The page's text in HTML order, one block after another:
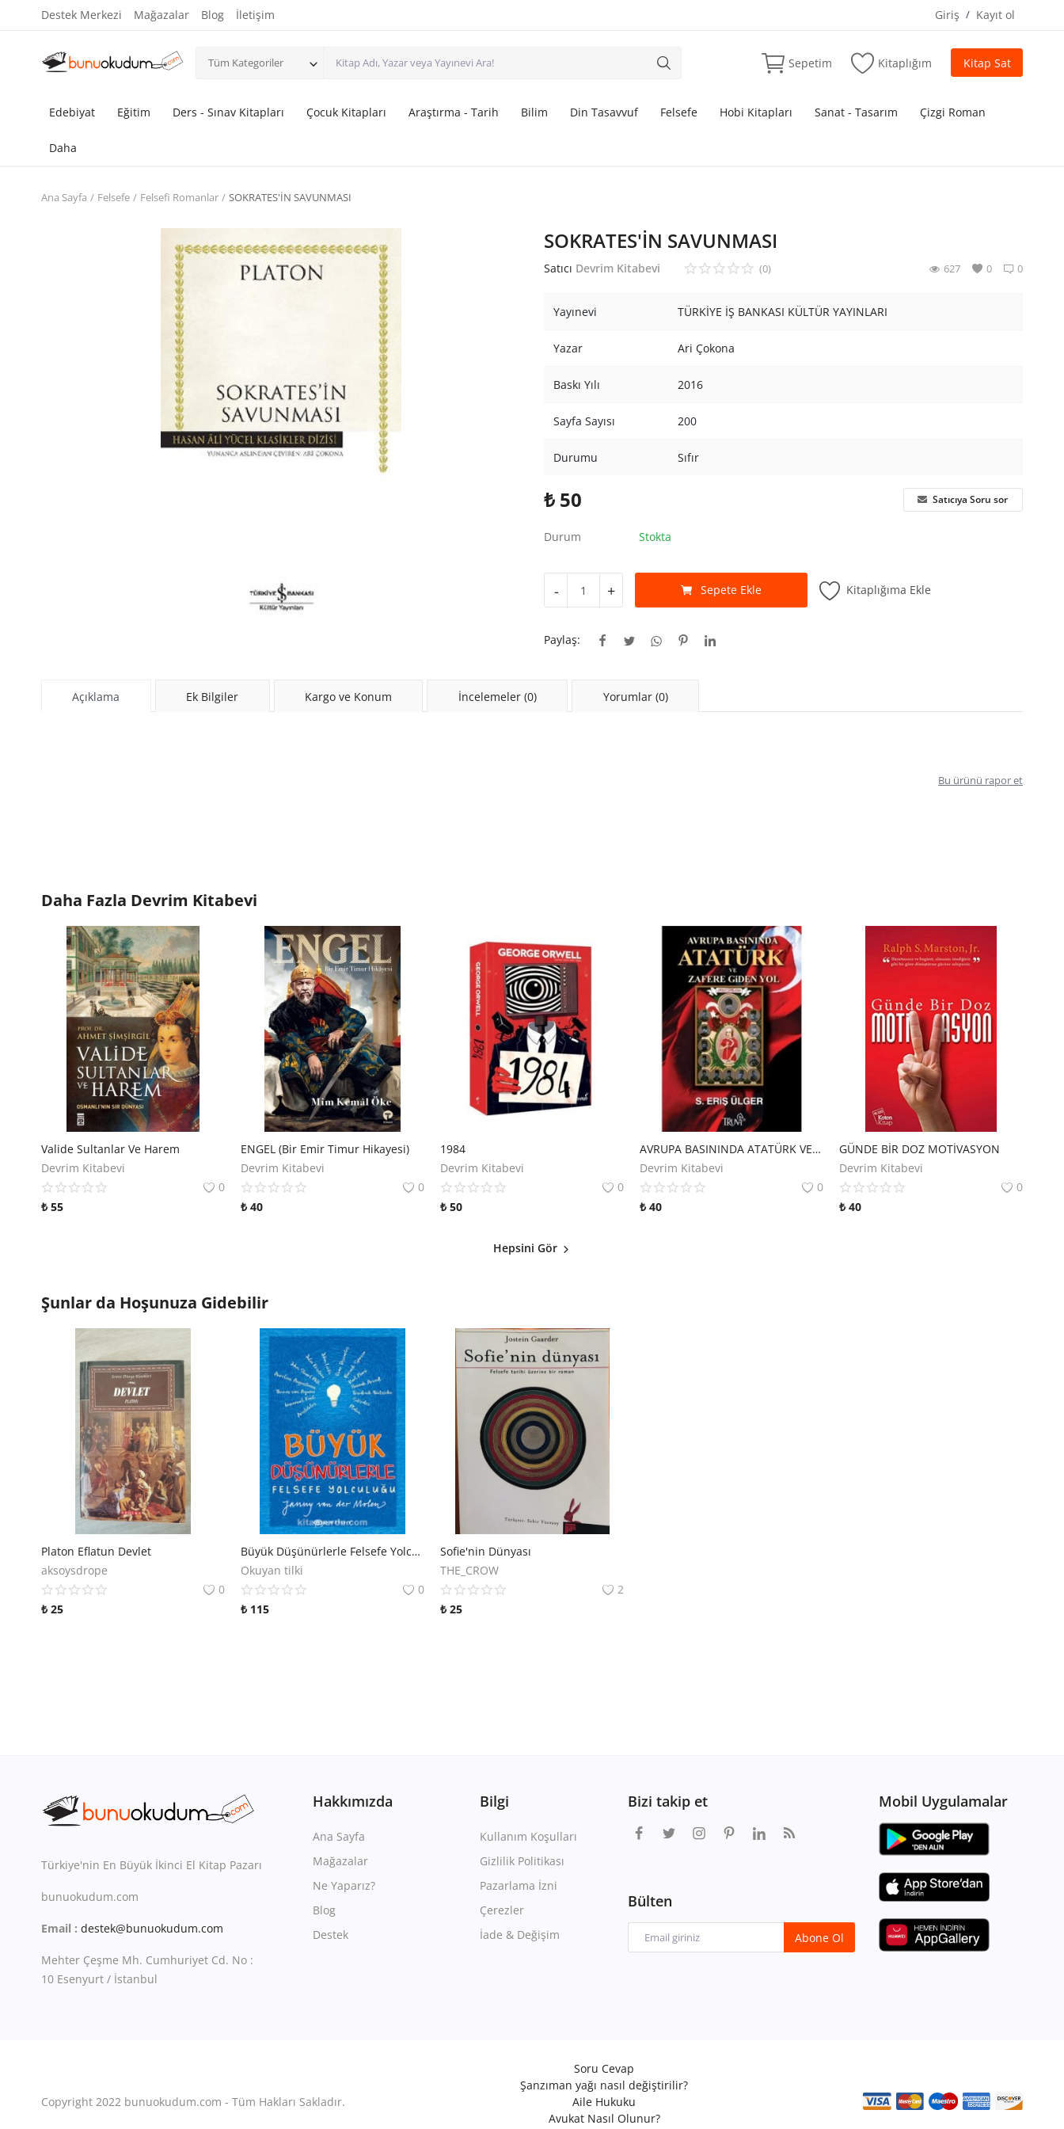
Destek Merkezi Mağazalar Blog İletişim Giriş / Kayıt ol
Tüm Kategoriler Sepetim Kitaplığım Kitap Sat
Edebiyat Eğitim Ders - Sınav Kitapları Çocuk Kitapları Araştırma - Tarih Bilim Din Tasavvuf Felsefe Hobi Kitapları Sanat - Tasarım Çizgi Roman
Daha
Ana Sayfa Felsefe Felsefi Romanlar SOKRATES'İN SAVUNMASI
SOKRATES'İN SAVUNMASI
Satıcı Devrim Kitabevi 0
(0) 0
627
Yayınevi TÜRKİYE İŞ BANKASI KÜLTÜR YAYINLARI
Yazar Ari Çokona
Baskı Yılı 2016
Sayfa Sayısı 200
Durumu Sıfır
₺ 50 Satıcıya Soru sor
Durum Stokta
- + Sepete Ekle Kitaplığıma Ekle
Paylaş:
Açıklama Ek Bilgiler Kargo ve Konum İncelemeler (0) Yorumlar (0)
Bu ürünü rapor et
Daha Fazla Devrim Kitabevi
Valide Sultanlar Ve Harem
Devrim Kitabevi
0
₺ 55
ENGEL (Bir Emir Timur Hikayesi)
Devrim Kitabevi
0
₺ 40
1984
Devrim Kitabevi
0
₺ 50
AVRUPA BASININDA ATATÜRK VE ZAFERE GİDEN YOL
Devrim Kitabevi
0
₺ 40
GÜNDE BİR DOZ MOTİVASYON
Devrim Kitabevi
0
₺ 40
Hepsini Gör
Şunlar da Hoşunuza Gidebilir
Platon Eflatun Devlet
aksoysdrope
0
₺ 25
Büyük Düşünürlerle Felsefe Yolculuğu
Okuyan tilki
0
₺ 115
Sofie'nin Dünyası
THE_CROW
2
₺ 25
Türkiye'nin En Büyük İkinci El Kitap Pazarı
bunuokudum.com
Email : destek@bunuokudum.com
Mehter Çeşme Mh. Cumhuriyet Cd. No :
10 Esenyurt / İstanbul
Hakkımızda
Ana Sayfa
Mağazalar
Ne Yaparız?
Blog
Destek
Bilgi
Kullanım Koşulları
Gizlilik Politikası
Pazarlama İzni
Çerezler
İade & Değişim
Bizi takip et
Bülten
Abone Ol
Mobil Uygulamalar
Copyright 2022 bunuokudum.com - Tüm Hakları Sakladır.
Soru Cevap
Şanzıman yağı nasıl değiştirilir?
Aile Hukuku
Avukat Nasıl Olunur?